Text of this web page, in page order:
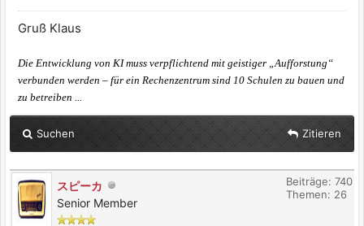
Gruß Klaus
Die Entwicklung von KI muss verpflichtend mit geistiger „Aufforstung“
verbunden werden – für ein Rechenzentrum sind 10 Schulen zu bauen und
zu betreiben ...
Suchen Zitieren
スピーカ
Senior Member
Beiträge: 740
Themen: 26